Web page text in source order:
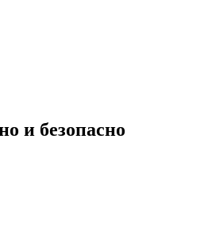
и безопасно